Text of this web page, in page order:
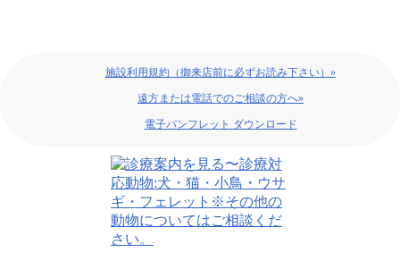
施設利用規約（御来店前に必ずお読み下さい）»
遠方または電話でのご相談の方へ»
電子パンフレット ダウンロード